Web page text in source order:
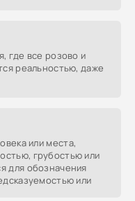
где все розово и
реальностью, даже
или места,
грубостью или
для обозначения
или